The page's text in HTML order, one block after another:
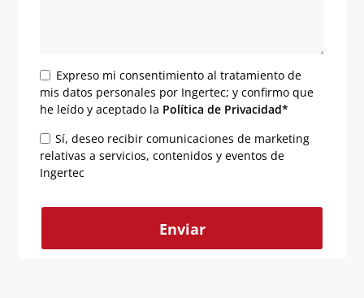
Expreso mi consentimiento al tratamiento de
mis datos personales por Ingertec; y confirmo que
he leído y aceptado la Política de Privacidad*
Sí, deseo recibir comunicaciones de marketing
relativas a servicios, contenidos y eventos de
Ingertec